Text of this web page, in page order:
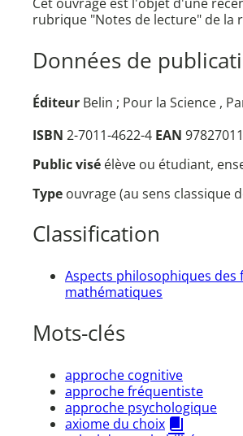
Cet ouvrage est l'objet d'une
rubrique "Notes de lecture" de la
Données de
Éditeur Belin ; Pour la Science ,
ISBN 2-7011-4622-4 EAN
Public visé élève ou étudiant,
Type ouvrage (au sens classique
Classification
Aspects philosophiques des
mathématiques
Mots-clés
approche cognitive
approche fréquentiste
approche psychologique
axiome du choix